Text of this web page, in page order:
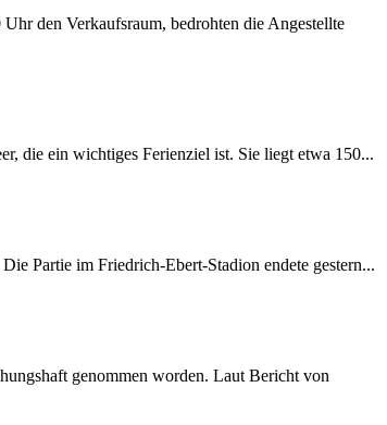
den Verkaufsraum, bedrohten die Angestellte
die ein wichtiges Ferienziel ist. Sie liegt etwa 150...
Partie im Friedrich-Ebert-Stadion endete gestern...
genommen worden. Laut Bericht von